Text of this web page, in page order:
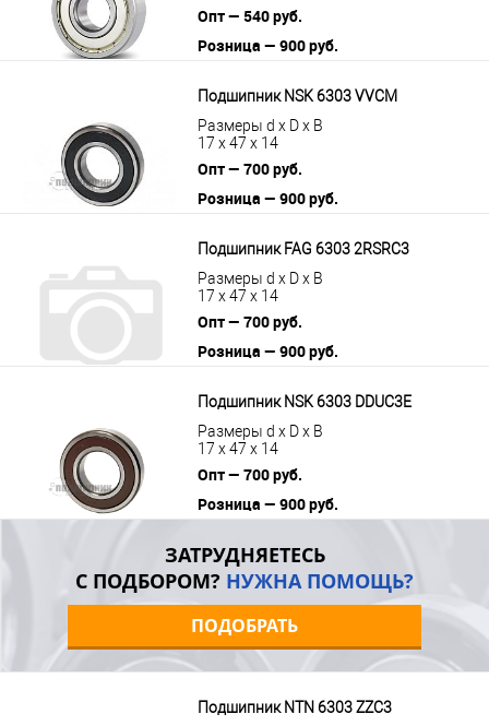
Опт — 540 руб.
Розница — 900 руб.
Подшипник NSK 6303 VVCM
Размеры d x D x B
17 x 47 x 14
Опт — 700 руб.
Розница — 900 руб.
Подшипник FAG 6303 2RSRC3
Размеры d x D x B
17 x 47 x 14
Опт — 700 руб.
Розница — 900 руб.
Подшипник NSK 6303 DDUC3E
Размеры d x D x B
17 x 47 x 14
Опт — 700 руб.
Розница — 900 руб.
ЗАТРУДНЯЕТЕСЬ
С ПОДБОРОМ? НУЖНА ПОМОЩЬ?
ПОДОБРАТЬ
Подшипник NTN 6303 ZZC3